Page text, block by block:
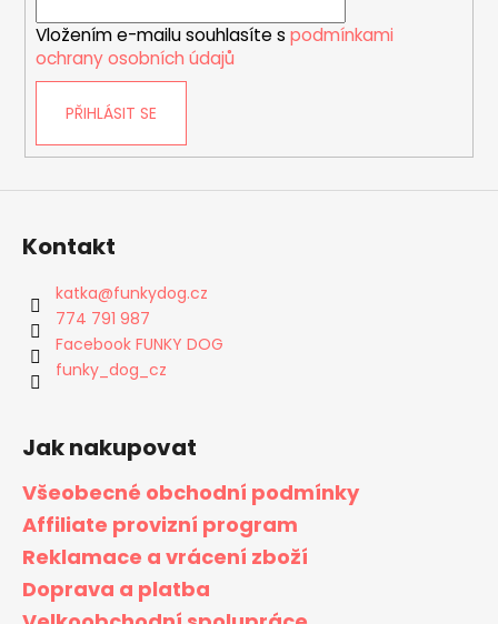
Vložením e-mailu souhlasíte s podmínkami
ochrany osobních údajů
PŘIHLÁSIT SE
Kontakt
katka@funkydog.cz
774 791 987
Facebook FUNKY DOG
funky_dog_cz
Jak nakupovat
Všeobecné obchodní podmínky
Affiliate provizní program
Reklamace a vrácení zboží
Doprava a platba